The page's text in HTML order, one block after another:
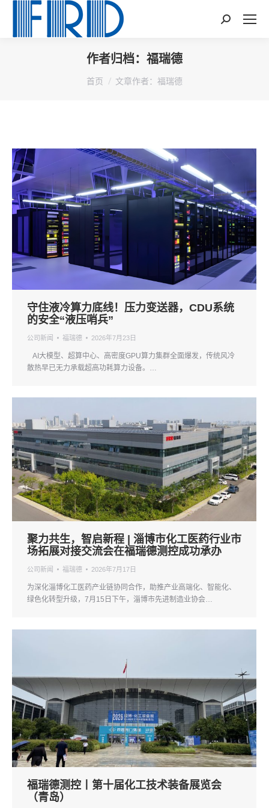
Search:
作者归档： 福瑞德
首页 文章作者：福瑞德
守住液冷算力底线！压力变送器，CDU系统
的安全“液压哨兵”
公司新闻 福瑞德 2026年7月23日
AI大模型、超算中心、高密度GPU算力集群全面爆发，传统风冷
散热早已无力承载超高功耗算力设备。…
聚力共生，智启新程 | 淄博市化工医药行业市
场拓展对接交流会在福瑞德测控成功承办
公司新闻 福瑞德 2026年7月17日
为深化淄博化工医药产业链协同合作，助推产业高端化、智能化、
绿色化转型升级，7月15日下午，淄博市先进制造业协会…
福瑞德测控丨第十届化工技术装备展览会
（青岛）